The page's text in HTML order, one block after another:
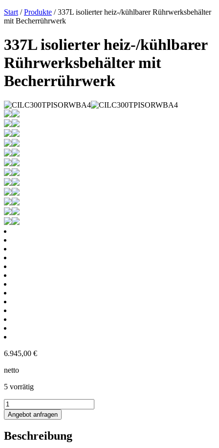
Start /Produkte / 337L isolierter heiz-/kühlbarer Rührwerksbehälter
mit Becherrührwerk
337L isolierter heiz-/kühlbarer
Rührwerksbehälter mit
Becherrührwerk
6.945,00 €
netto
5 vorrätig
337L
isolierter
heiz-/kühlbarer
mit
Angebot anfragen
Beschreibung